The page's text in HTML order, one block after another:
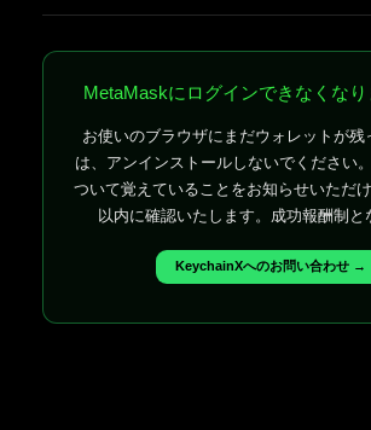
MetaMaskにログインできなくなり
お使いのブラウザにまだウォレットが残
は、アンインストールしないでください
ついて覚えていることをお知らせいただ
以内に確認いたします。成功報酬制と
KeychainXへのお問い合わせ →